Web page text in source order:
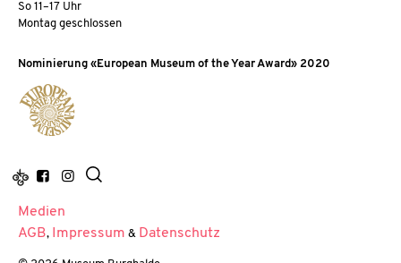
So 11–17 Uhr
Montag geschlossen
Nominierung «European Museum of the Year Award» 2020
Medien
AGB, Impressum & Datenschutz